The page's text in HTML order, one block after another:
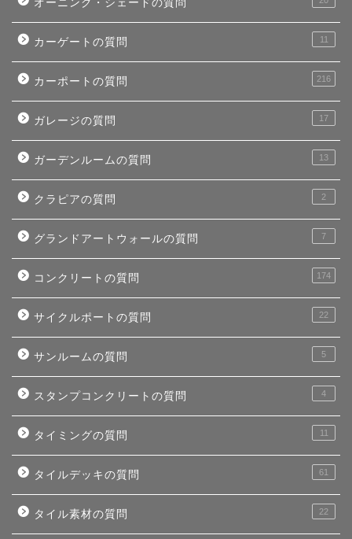
オーニング・シェードの質問
カーゲートの質問 11
カーポートの質問 216
ガレージの質問 17
ガーデンルームの質問 13
クラピアの質問 2
グランドアートウォールの質問 7
コンクリートの質問 174
サイクルポートの質問 22
サンルームの質問 5
スタンプコンクリートの質問 4
タイミングの質問 11
タイルデッキの質問 61
タイル素材の質問 22